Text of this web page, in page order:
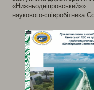
«Нижньодніпровський»».
наукового-співробітника